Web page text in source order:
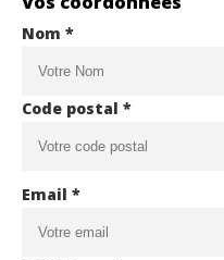
Nom *
Code postal *
Email *